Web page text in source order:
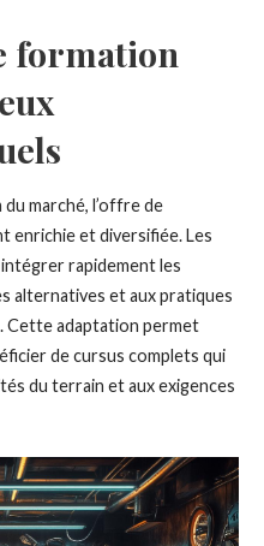
formation
marché, l’offre de
enrichie et diversifiée. Les
rapidement les
alternatives et aux pratiques
Cette adaptation permet
de cursus complets qui
du terrain et aux exigences